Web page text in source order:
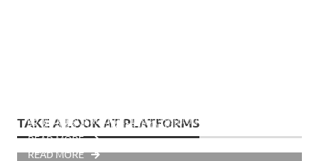
TAKE A LOOK AT PLATFORMS
READ MORE
พาเที่ยวสารพัดแท่นฯ เที่ยวสารพัดแท่นฯ(อื่นๆ)
ความรู้ทั่วไป พาเที่ยวสารพัดแท่นฯ
ความรู้ทั่วไป พาเที่ยวสารพัดแท่นฯ
READ MORE